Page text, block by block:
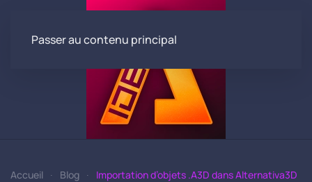
Passer au contenu principal
Accueil Blog Importation d’objets .A3D dans Alternativa3D